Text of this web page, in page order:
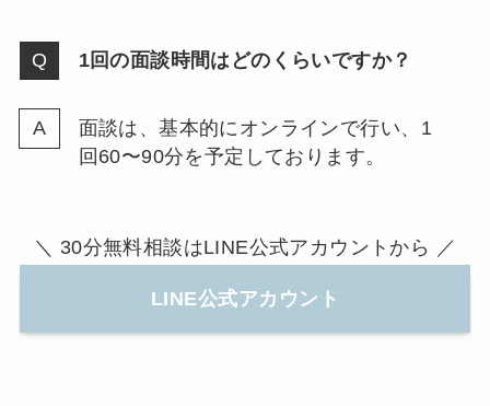
1回の面談時間はどのくらいですか？
面談は、基本的にオンラインで行い、1
回60〜90分を予定しております。
＼ 30分無料相談はLINE公式アカウントから ／
LINE公式アカウント